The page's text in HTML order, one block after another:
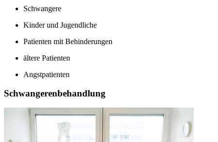
Schwangere
Kinder und Jugendliche
Patienten mit Behinderungen
ältere Patienten
Angstpatienten
Schwangerenbehandlung